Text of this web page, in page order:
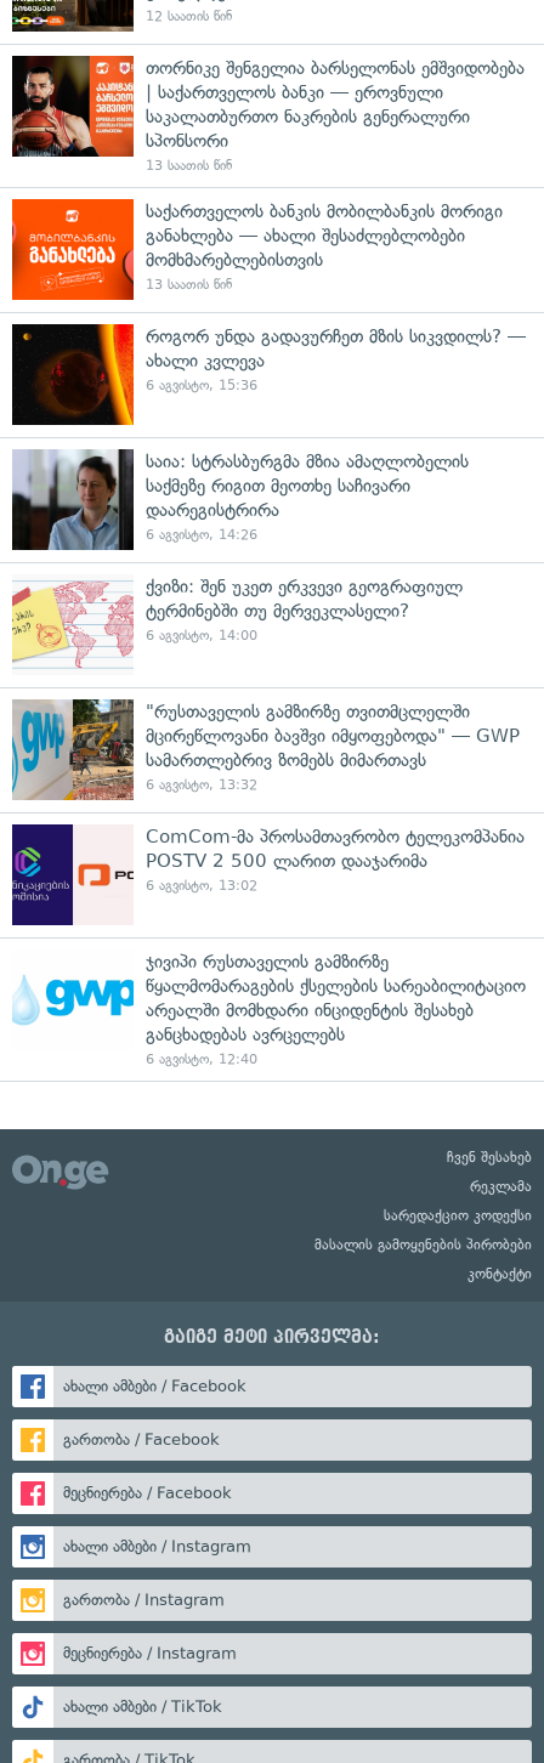
12 საათის წინ
თორნიკე შენგელია ბარსელონას ემშვიდობება
| საქართველოს ბანკი — ეროვნული
საკალათბურთო ნაკრების გენერალური
სპონსორი
13 საათის წინ
საქართველოს ბანკის მობილბანკის მორიგი
განახლება — ახალი შესაძლებლობები
მომხმარებლებისთვის
13 საათის წინ
როგორ უნდა გადავურჩეთ მზის სიკვდილს? —
ახალი კვლევა
6 აგვისტო, 15:36
საია: სტრასბურგმა მზია ამაღლობელის
საქმეზე რიგით მეოთხე საჩივარი
დაარეგისტრირა
6 აგვისტო, 14:26
ქვიზი: შენ უკეთ ერკვევი გეოგრაფიულ
ტერმინებში თუ მერვეკლასელი?
6 აგვისტო, 14:00
"რუსთაველის გამზირზე თვითმცლელში
მცირეწლოვანი ბავშვი იმყოფებოდა" — GWP
სამართლებრივ ზომებს მიმართავს
6 აგვისტო, 13:32
ComCom-მა პროსამთავრობო ტელეკომპანია
POSTV 2 500 ლარით დააჯარიმა
6 აგვისტო, 13:02
ჯივიპი რუსთაველის გამზირზე
წყალმომარაგების ქსელების სარეაბილიტაციო
არეალში მომხდარი ინციდენტის შესახებ
განცხადებას ავრცელებს
6 აგვისტო, 12:40
ჩვენ შესახებ
რეკლამა
სარედაქციო კოდექსი
მასალის გამოყენების პირობები
კონტაქტი
გაიგე მეტი პირველმა:
ახალი ამბები / Facebook
გართობა / Facebook
მეცნიერება / Facebook
ახალი ამბები / Instagram
გართობა / Instagram
მეცნიერება / Instagram
ახალი ამბები / TikTok